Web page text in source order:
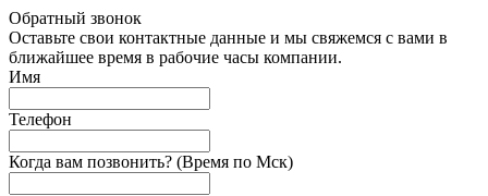
Обратный звонок
Оставьте свои контактные данные и мы свяжемся с вами в
ближайшее время в рабочие часы компании.
Имя
Телефон
Когда вам позвонить? (Время по Мск)